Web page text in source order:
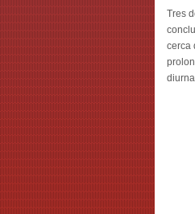
Tres
cerca